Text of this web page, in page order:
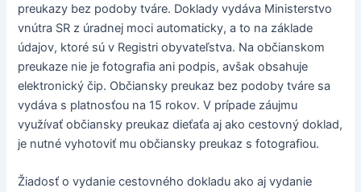
preukazy bez podoby tváre. Doklady vydáva Ministerstvo
vnútra SR z úradnej moci automaticky, a to na základe
údajov, ktoré sú v Registri obyvateľstva. Na občianskom
preukaze nie je fotografia ani podpis, avšak obsahuje
elektronický čip. Občiansky preukaz bez podoby tváre sa
vydáva s platnosťou na 15 rokov. V prípade záujmu
využívať občiansky preukaz dieťaťa aj ako cestovný doklad,
je nutné vyhotoviť mu občiansky preukaz s fotografiou.
Žiadosť o vydanie cestovného dokladu ako aj vydanie